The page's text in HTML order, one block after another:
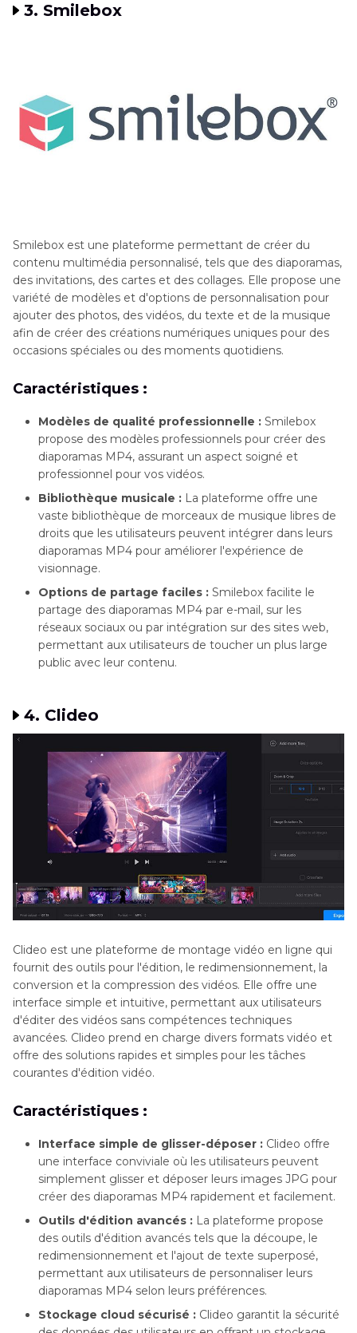
3. Smilebox
Smilebox est une plateforme permettant de créer du
contenu multimédia personnalisé, tels que des diaporamas,
des invitations, des cartes et des collages. Elle propose une
variété de modèles et d'options de personnalisation pour
ajouter des photos, des vidéos, du texte et de la musique
afin de créer des créations numériques uniques pour des
occasions spéciales ou des moments quotidiens.
Caractéristiques :
Modèles de qualité professionnelle : Smilebox
propose des modèles professionnels pour créer des
diaporamas MP4, assurant un aspect soigné et
professionnel pour vos vidéos.
Bibliothèque musicale : La plateforme offre une
vaste bibliothèque de morceaux de musique libres de
droits que les utilisateurs peuvent intégrer dans leurs
diaporamas MP4 pour améliorer l'expérience de
visionnage.
Options de partage faciles : Smilebox facilite le
partage des diaporamas MP4 par e-mail, sur les
réseaux sociaux ou par intégration sur des sites web,
permettant aux utilisateurs de toucher un plus large
public avec leur contenu.
4. Clideo
Clideo est une plateforme de montage vidéo en ligne qui
fournit des outils pour l'édition, le redimensionnement, la
conversion et la compression des vidéos. Elle offre une
interface simple et intuitive, permettant aux utilisateurs
d'éditer des vidéos sans compétences techniques
avancées. Clideo prend en charge divers formats vidéo et
offre des solutions rapides et simples pour les tâches
courantes d'édition vidéo.
Caractéristiques :
Interface simple de glisser-déposer : Clideo offre
une interface conviviale où les utilisateurs peuvent
simplement glisser et déposer leurs images JPG pour
créer des diaporamas MP4 rapidement et facilement.
Outils d'édition avancés : La plateforme propose
des outils d'édition avancés tels que la découpe, le
redimensionnement et l'ajout de texte superposé,
permettant aux utilisateurs de personnaliser leurs
diaporamas MP4 selon leurs préférences.
Stockage cloud sécurisé : Clideo garantit la sécurité